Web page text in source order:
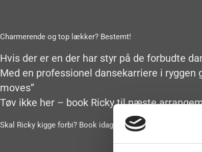
Charmerende og top lækker? Bestemt!
Hvis der er en der har styr på de forbudte
Med en professionel dansekarriere i ryggen
moves”
Tøv ikke her – book Ricky til næste
Skal Ricky kigge forbi? Book idag!